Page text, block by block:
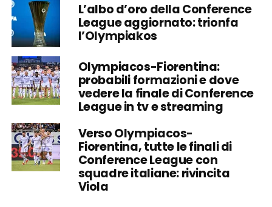
L’albo d’oro della Conference
League aggiornato: trionfa
l’Olympiakos
Olympiacos-Fiorentina:
probabili formazioni e dove
vedere la finale di Conference
League in tv e streaming
Verso Olympiacos-
Fiorentina, tutte le finali di
Conference League con
squadre italiane: rivincita
Viola